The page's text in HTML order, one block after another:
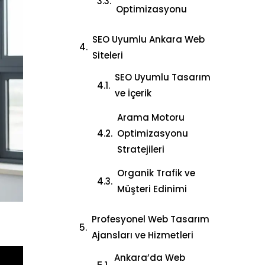
Optimizasyonu
SEO Uyumlu Ankara Web
Siteleri
SEO Uyumlu Tasarım
ve İçerik
Arama Motoru
Optimizasyonu
Stratejileri
Organik Trafik ve
Müşteri Edinimi
Profesyonel Web Tasarım
Ajansları ve Hizmetleri
Ankara’da Web